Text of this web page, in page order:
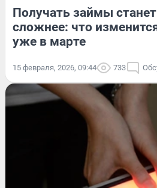
Получать займы
сложнее: что
уже в марте
15 февраля, 2026, 09:44 733